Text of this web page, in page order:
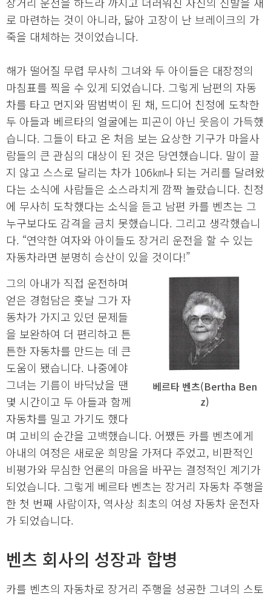
로 마련하는 것이 아니라, 닳아 고장이 난 브레이크의 가
죽을 대체하는 것이었습니다.
해가 떨어질 무렵 무사히 그녀와 두 아이들은 대장정의
마침표를 찍을 수 있게 되었습니다. 그렇게 남편의 자동
차를 타고 먼지와 땀범벅이 된 채, 드디어 친정에 도착한
두 아들과 베르타의 얼굴에는 피곤이 아닌 웃음이 가득했
습니다. 그들이 타고 온 처음 보는 요상한 기구가 마을사
람들의 큰 관심의 대상이 된 것은 당연했습니다. 말이 끌
지 않고 스스로 달리는 차가 106㎞나 되는 거리를 달려왔
다는 소식에 사람들은 소스라치게 깜짝 놀랐습니다. 친정
에 무사히 도착했다는 소식을 듣고 남편 카를 벤츠는 그
누구보다도 감격을 금치 못했습니다. 그리고 생각했습니
다. “연약한 여자와 아이들도 장거리 운전을 할 수 있는
자동차라면 분명히 승산이 있을 것이다!”
베르타 벤츠(Bertha Ben
z)
그의 아내가 직접 운전하며
얻은 경험담은 훗날 그가 자
동차가 가지고 있던 문제들
을 보완하여 더 편리하고 튼
튼한 자동차를 만드는 데 큰
도움이 됐습니다. 나중에야
그녀는 기름이 바닥났을 땐
몇 시간이고 두 아들과 함께
자동차를 밀고 가기도 했다
며 고비의 순간을 고백했습니다. 어쨌든 카를 벤츠에게
아내의 여정은 새로운 희망을 가져다 주었고, 비판적인
비평가와 무심한 언론의 마음을 바꾸는 결정적인 계기가
되었습니다. 그렇게 베르타 벤츠는 장거리 자동차 주행을
한 첫 번째 사람이자, 역사상 최초의 여성 자동차 운전자
가 되었습니다.
벤츠 회사의 성장과 합병
카를 벤츠의 자동차로 장거리 주행을 성공한 그녀의 스토